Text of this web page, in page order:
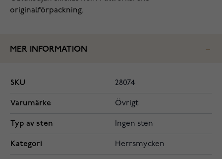
originalförpackning.
MER INFORMATION
SKU 28074
Varumärke Övrigt
Typ av sten Ingen sten
Kategori Herrsmycken